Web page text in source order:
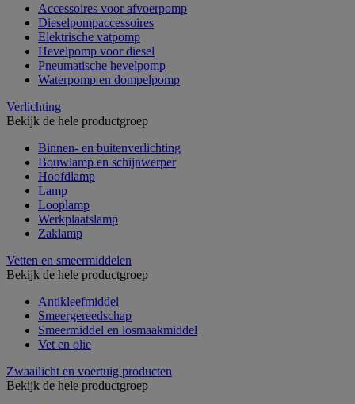
Accessoires voor afvoerpomp
Dieselpompaccessoires
Elektrische vatpomp
Hevelpomp voor diesel
Pneumatische hevelpomp
Waterpomp en dompelpomp
Verlichting
Bekijk de hele productgroep
Binnen- en buitenverlichting
Bouwlamp en schijnwerper
Hoofdlamp
Lamp
Looplamp
Werkplaatslamp
Zaklamp
Vetten en smeermiddelen
Bekijk de hele productgroep
Antikleefmiddel
Smeergereedschap
Smeermiddel en losmaakmiddel
Vet en olie
Zwaailicht en voertuig producten
Bekijk de hele productgroep